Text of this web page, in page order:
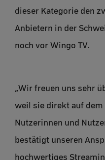
dieser Kategorie den
Anbietern in der
noch vor Wingo TV.
„Wir freuen uns sehr
weil sie direkt auf dem
Nutzerinnen und
bestätigt unseren
hochwertiges